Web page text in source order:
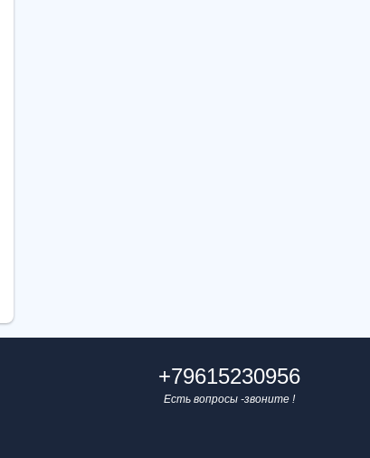
+79615230956
Есть вопросы -звоните !